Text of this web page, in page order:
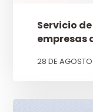
Servicio
empresas
28 DE